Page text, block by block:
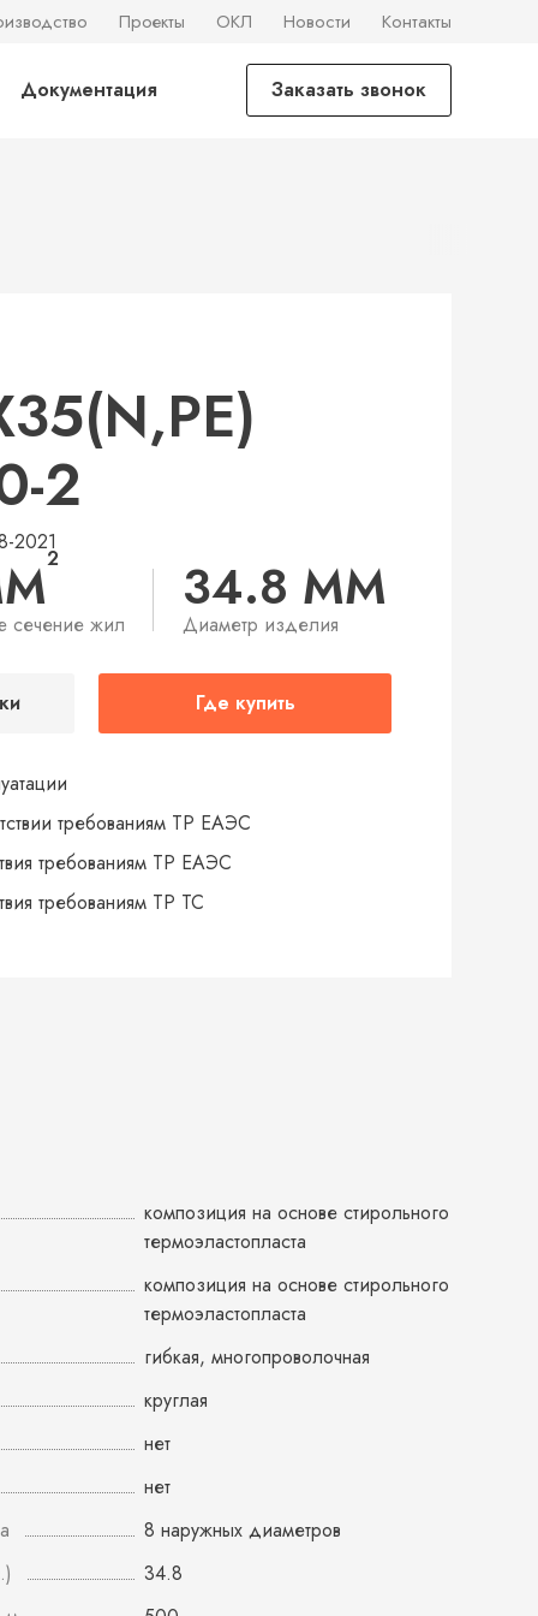
Проекты ОКЛ Новости Контакты
Документация Заказать звонок
2
2021
2
сечение жил
34.8 ММ
Диаметр изделия
Где купить
требованиям ТР ЕАЭС
требованиям ТР ЕАЭС
требованиям ТР ТС
композиция на основе стирольного
термоэластопласта
композиция на основе стирольного
термоэластопласта
гибкая, многопроволочная
круглая
нет
нет
8 наружных диаметров
34.8